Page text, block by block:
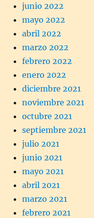
junio 2022
mayo 2022
abril 2022
marzo 2022
febrero 2022
enero 2022
diciembre 2021
noviembre 2021
octubre 2021
septiembre 2021
julio 2021
junio 2021
mayo 2021
abril 2021
marzo 2021
febrero 2021